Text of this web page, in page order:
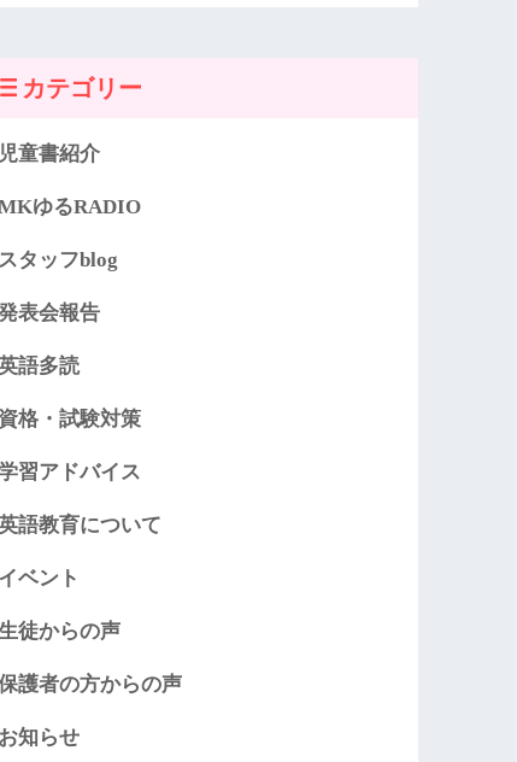
カテゴリー
児童書紹介
ゆるRADIO
スタッフblog
表会報告
語多読
資格・試験対策
習アドバイス
語教育について
イベント
徒からの声
護者の方からの声
お知らせ